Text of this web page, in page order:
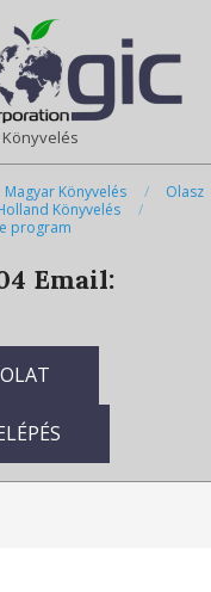
Magyar Könyvelés
Olasz
Könyvelés
program
Email: